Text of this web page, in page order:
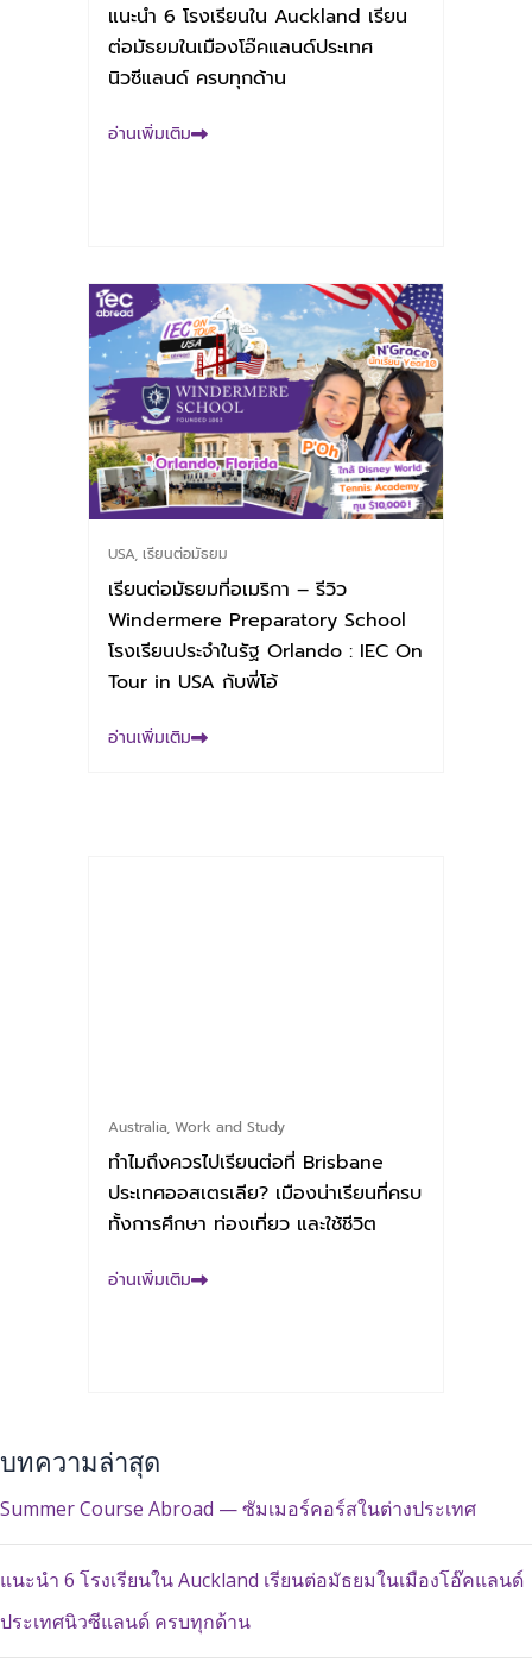
แนะนำ 6 โรงเรียนใน Auckland เรียน
ต่อมัธยมในเมืองโอ๊คแลนด์ประเทศ
นิวซีแลนด์ ครบทุกด้าน
อ่านเพิ่มเติม
USA, เรียนต่อมัธยม
เรียนต่อมัธยมที่อเมริกา – รีวิว
Windermere Preparatory School
โรงเรียนประจำในรัฐ Orlando : IEC On
Tour in USA กับพี่โอ้
อ่านเพิ่มเติม
Australia, Work and Study
ทำไมถึงควรไปเรียนต่อที่ Brisbane
ประเทศออสเตรเลีย? เมืองน่าเรียนที่ครบ
ทั้งการศึกษา ท่องเที่ยว และใช้ชีวิต
อ่านเพิ่มเติม
บทความล่าสุด
Summer Course Abroad — ซัมเมอร์คอร์สในต่างประเทศ
แนะนำ 6 โรงเรียนใน Auckland เรียนต่อมัธยมในเมืองโอ๊คแลนด์
ประเทศนิวซีแลนด์ ครบทุกด้าน